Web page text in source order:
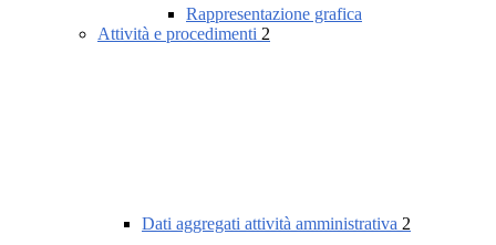
Rappresentazione grafica
Attività e procedimenti 2
Dati aggregati attività amministrativa 2